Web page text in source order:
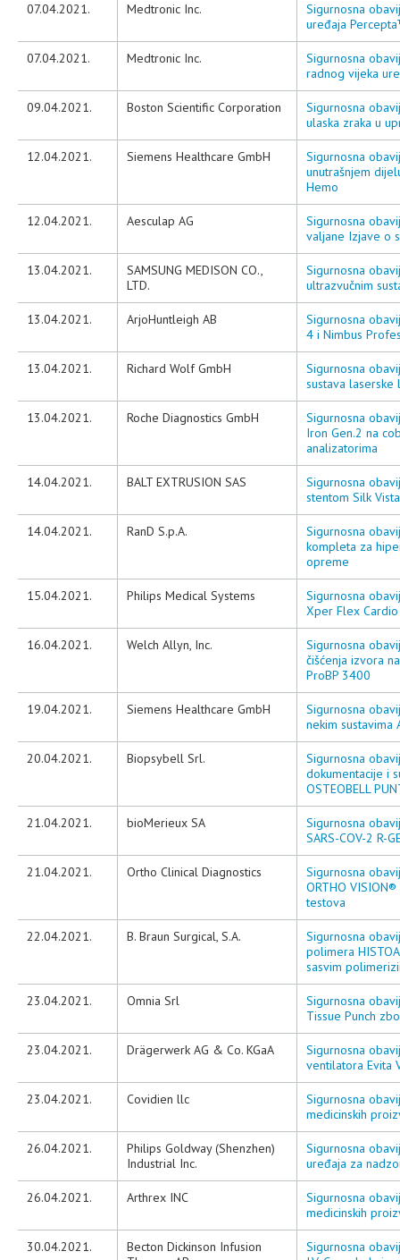
07.04.2021. Medtronic Inc.
Sigurnosna
uređaja
07.04.2021. Medtronic Inc.
Sigurnosna
radnog vijeka
09.04.2021. Boston Scientific Corporation
Sigurnosna
ulaska zraka u
12.04.2021. Siemens Healthcare GmbH
Sigurnosna
unutrašnjem
Hemo
12.04.2021. Aesculap AG
Sigurnosna
valjane Izjave o
13.04.2021.
SAMSUNG MEDISON CO.,
LTD.
Sigurnosna
ultrazvučnim
13.04.2021. ArjoHuntleigh AB
Sigurnosna
4 i Nimbus
13.04.2021. Richard Wolf GmbH
Sigurnosna
sustava laserske
13.04.2021. Roche Diagnostics GmbH
Sigurnosna
Iron Gen.2 na
analizatorima
14.04.2021. BALT EXTRUSION SAS
Sigurnosna
stentom Silk
14.04.2021. RanD S.p.A.
Sigurnosna
kompleta za
opreme
15.04.2021. Philips Medical Systems
Sigurnosna
Xper Flex
16.04.2021. Welch Allyn, Inc.
Sigurnosna
čišćenja izvora
ProBP 3400
19.04.2021. Siemens Healthcare GmbH
Sigurnosna
nekim sustavima
20.04.2021. Biopsybell Srl.
Sigurnosna
dokumentacije i
OSTEOBELL
21.04.2021. bioMerieux SA
Sigurnosna
SARS-COV-2 R-
21.04.2021. Ortho Clinical Diagnostics
Sigurnosna
ORTHO
testova
22.04.2021. B. Braun Surgical, S.A.
Sigurnosna
polimera
sasvim
23.04.2021. Omnia Srl
Sigurnosna
Tissue Punch
23.04.2021. Drägerwerk AG & Co. KGaA
Sigurnosna
ventilatora Evita
23.04.2021. Covidien llc
Sigurnosna
medicinskih
26.04.2021.
Philips Goldway (Shenzhen)
Industrial Inc.
Sigurnosna
uređaja za
26.04.2021. Arthrex INC
Sigurnosna
medicinskih
30.04.2021.
Becton Dickinson Infusion
Sigurnosna